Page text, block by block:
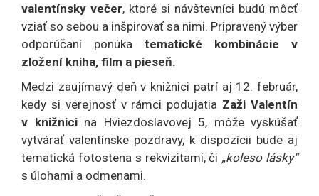
valentínsky večer, ktoré si návštevníci budú môcť
vziať so sebou a inšpirovať sa nimi. Pripravený výber
odporúčaní ponúka tematické kombinácie v
zložení kniha, film a pieseň.
Medzi zaujímavý deň v knižnici patrí aj 12. február,
kedy si verejnosť v rámci podujatia Zaži Valentín
v knižnicina Hviezdoslavovej 5, môže vyskúšať
vytvárať valentínske pozdravy, k dispozícii bude aj
tematická fotostena s rekvizitami, či „koleso lásky“
s úlohami a odmenami.